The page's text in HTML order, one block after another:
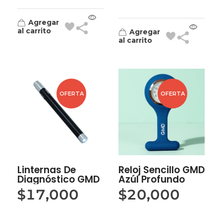
Agregar
al carrito
Agregar
al carrito
OFERTA
Linternas De
Diagnóstico GMD
$17,000
OFERTA
Reloj Sencillo GMD
Azúl Profundo
$20,000